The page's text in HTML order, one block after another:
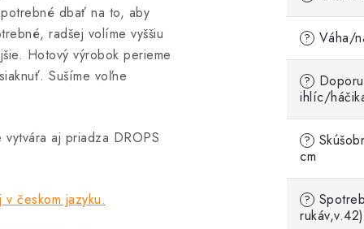
dbať na to, aby
radšej volíme vyššiu
Hotový výrobok perieme
Sušíme voľne
aj priadza DROPS
českom jazyku.
? Váha/
?
ihlíc/
?
cm
?
rukáv,v.42)